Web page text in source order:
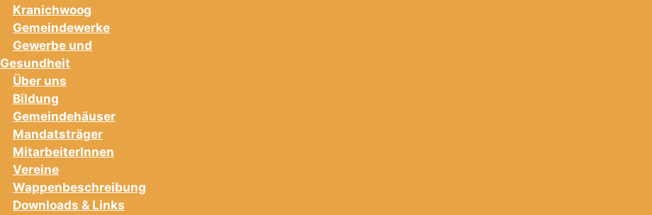
Kranichwoog
Gemeindewerke
Gewerbe und
Gesundheit
Über uns
Bildung
Gemeindehäuser
Mandatsträger
MitarbeiterInnen
Vereine
Wappenbeschreibung
Downloads & Links